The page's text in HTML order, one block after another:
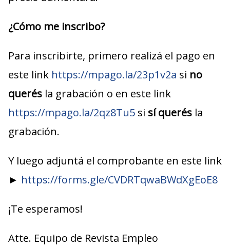
¿Cómo me inscribo?
Para inscribirte, primero realizá el pago en
este link https://mpago.la/23p1v2a si no
querés la grabación o en este link
https://mpago.la/2qz8Tu5 si sí querés la
grabación.
Y luego adjuntá el comprobante en este link
► https://forms.gle/CVDRTqwaBWdXgEoE8
¡Te esperamos!
Atte. Equipo de Revista Empleo